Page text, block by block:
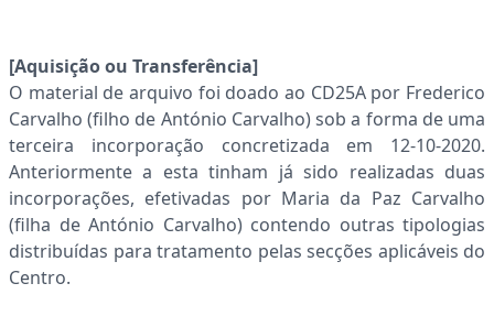
[Aquisição ou Transferência]
O material de arquivo foi doado ao CD25A por Frederico
Carvalho (filho de António Carvalho) sob a forma de uma
terceira incorporação concretizada em 12-10-2020.
Anteriormente a esta tinham já sido realizadas duas
incorporações, efetivadas por Maria da Paz Carvalho
(filha de António Carvalho) contendo outras tipologias
distribuídas para tratamento pelas secções aplicáveis do
Centro.